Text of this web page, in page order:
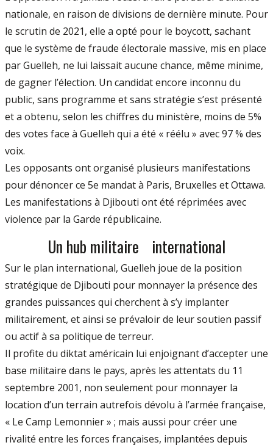
nationale, en raison de divisions de dernière minute. Pour
le scrutin de 2021, elle a opté pour le boycott, sachant
que le système de fraude électorale massive, mis en place
par Guelleh, ne lui laissait aucune chance, même minime,
de gagner l’élection. Un candidat encore inconnu du
public, sans programme et sans stratégie s’est présenté
et a obtenu, selon les chiffres du ministère, moins de 5%
des votes face à Guelleh qui a été « réélu » avec 97 % des
voix.
Les opposants ont organisé plusieurs manifestations
pour dénoncer ce 5e mandat à Paris, Bruxelles et Ottawa.
Les manifestations à Djibouti ont été réprimées avec
violence par la Garde républicaine.
Un hub militaire international
Sur le plan international, Guelleh joue de la position
stratégique de Djibouti pour monnayer la présence des
grandes puissances qui cherchent à s’y implanter
militairement, et ainsi se prévaloir de leur soutien passif
ou actif à sa politique de terreur.
Il profite du diktat américain lui enjoignant d’accepter une
base militaire dans le pays, après les attentats du 11
septembre 2001, non seulement pour monnayer la
location d’un terrain autrefois dévolu à l’armée française,
« Le Camp Lemonnier » ; mais aussi pour créer une
rivalité entre les forces françaises, implantées depuis